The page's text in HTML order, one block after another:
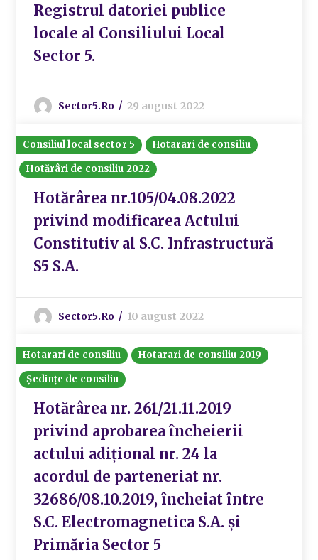
Registrul datoriei publice
locale al Consiliului Local
Sector 5.
Sector5.ro 29 august 2022
Consiliul local sector 5
Hotarari de consiliu
Hotărâri de consiliu 2022
Hotărârea nr.105/04.08.2022
privind modificarea Actului
Constitutiv al S.C. Infrastructură
S5 S.A.
Sector5.ro 10 august 2022
Hotarari de consiliu
Hotarari de consiliu 2019
Ședințe de consiliu
Hotărârea nr. 261/21.11.2019
privind aprobarea încheierii
actului adițional nr. 24 la
acordul de parteneriat nr.
32686/08.10.2019, încheiat între
S.C. Electromagnetica S.A. și
Primăria Sector 5